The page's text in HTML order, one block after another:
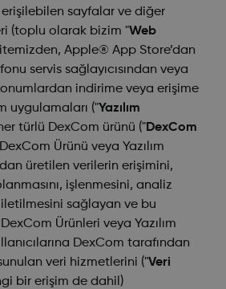
sayfalar ve diğer
(toplu olarak bizim "Web
Apple® App Store’dan
servis sağlayıcısından veya
indirime veya erişime
uygulamaları ("Yazılım
türlü DexCom ürünü ("DexCom
Ürünü veya Yazılım
üretilen verilerin erişimini,
işlenmesini, analiz
sağlayan ve bu
Ürünleri veya Yazılım
DexCom tarafından
veri hizmetlerini ("Veri
bir erişim de dahil)